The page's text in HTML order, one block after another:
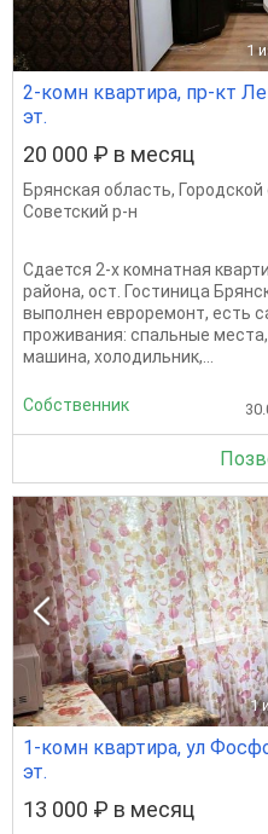
1
2-комн квартира, пр-кт
эт.
20 000 ₽ в месяц
Брянская область, Городской
Советский р-н
Сдается 2-х комнатная
района, ост. Гостиница
выполнен евроремонт, есть
проживания: спальные
машина, холодильник,...
Собственник
1
1-комн квартира, ул
эт.
13 000 ₽ в месяц